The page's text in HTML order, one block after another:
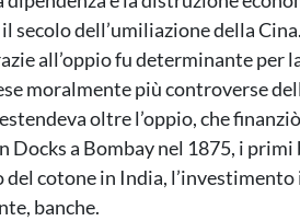
secolo dell’umiliazione della
all’oppio fu determinante per
moralmente più controverse
oltre l’oppio, che
Docks a Bombay nel 1875, i
del cotone in India,
banche.